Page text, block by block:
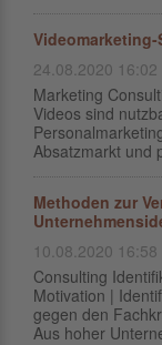
24.08.2020 16:02
Marketing
Videos sind
Absatzmarkt und
Methoden zur
10.08.2020 16:58
Consulting
Motivation |
gegen den
Aus hoher